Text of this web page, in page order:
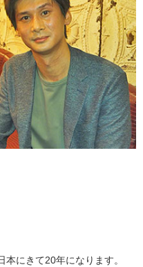
にきて20年になります。